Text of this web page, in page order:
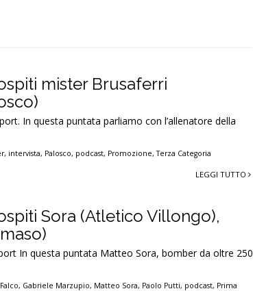
mister Brusaferri
In questa puntata parliamo con l’allenatore della
, intervista, Palosco, podcast, Promozione,Terza Categoria
LEGGI TUTTO
Sora (Atletico Villongo),
In questa puntata Matteo Sora, bomber da oltre 250
Falco, Gabriele Marzupio, Matteo Sora, Paolo Putti, podcast, Prima